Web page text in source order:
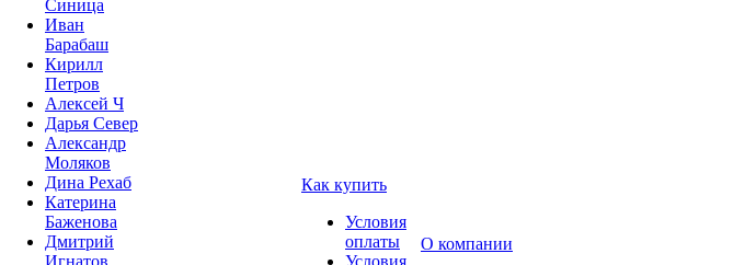
Синица
Иван
Барабаш
Кирилл
Петров
Алексей Ч
Дарья Север
Александр
Моляков
Дина Рехаб
Катерина
Баженова
Дмитрий
Игнатов
Как купить
Условия
оплаты
Условия
О компании